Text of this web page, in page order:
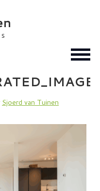
Sjoerd van Tuinen